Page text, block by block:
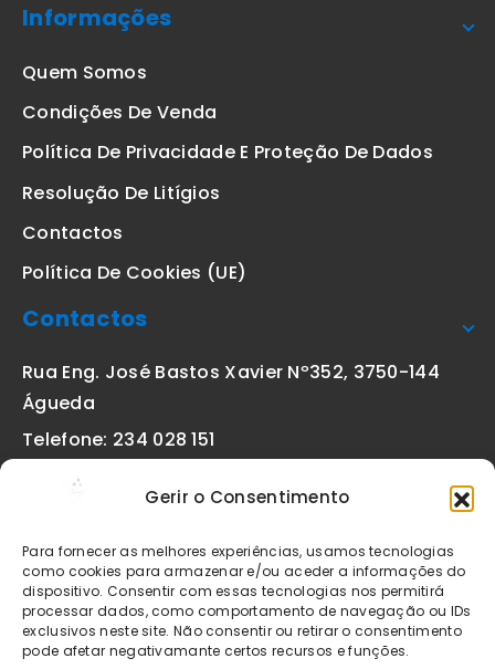
Gerir o Consentimento
Para fornecer as melhores experiências, usamos tecnologias
como cookies para armazenar e/ou aceder a informações do
dispositivo. Consentir com essas tecnologias nos permitirá
processar dados, como comportamento de navegação ou IDs
exclusivos neste site. Não consentir ou retirar o consentimento
pode afetar negativamante certos recursos e funções.
Informações
Quem Somos
Condições De Venda
Política De Privacidade E Proteção De Dados
Resolução De Litígios
Contactos
Política De Cookies (UE)
Contactos
Rua Eng. José Bastos Xavier Nº352, 3750-144
Águeda
Telefone: 234 028 151
geral@etiquetas-online.pt
Os preços indicados incluem IVA à taxa legal em vigor. Todos
os artigos apresentados no site encontram-se sujeitos à
disponibilidade de stock após confirmação da encomenda. As